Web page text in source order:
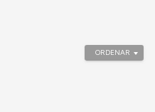
ORDENAR